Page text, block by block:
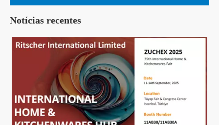
Notícias recentes